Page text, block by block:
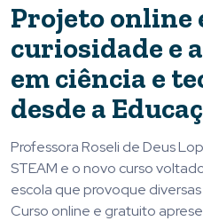
Projeto online
curiosidade e
em ciência e
desde a
Professora Roseli de Deus
STEAM e o novo curso
escola que provoque
Curso online e gratuito